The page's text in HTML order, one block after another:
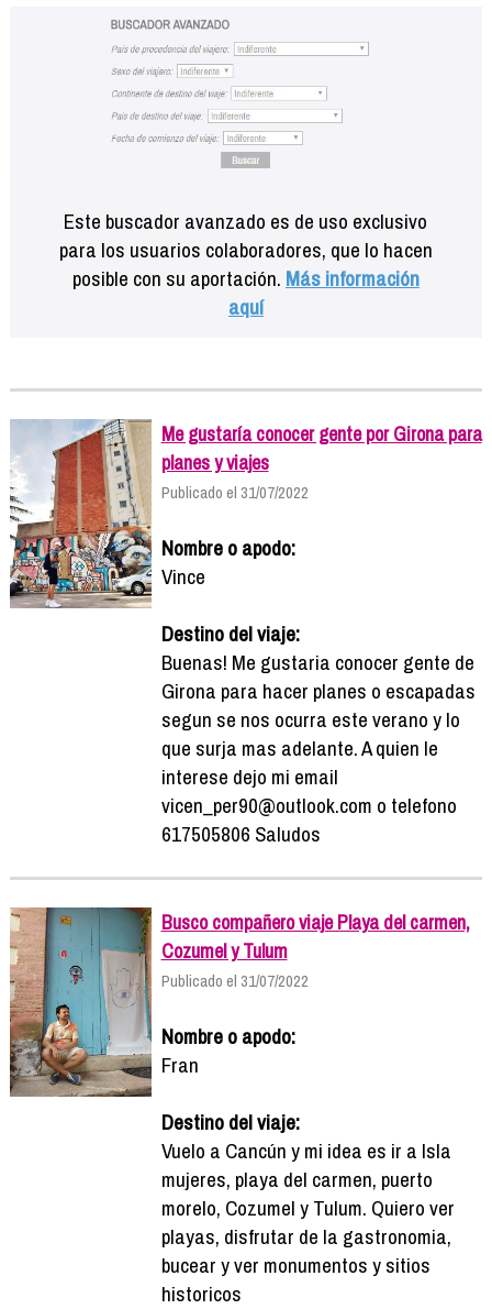
Este buscador avanzado es de uso exclusivo
para los usuarios colaboradores, que lo hacen
posible con su aportación. Más información
aquí
Me gustaría conocer gente por Girona para
planes y viajes
Publicado el 31/07/2022
Nombre o apodo:
Vince
Destino del viaje:
Buenas! Me gustaria conocer gente de
Girona para hacer planes o escapadas
segun se nos ocurra este verano y lo
que surja mas adelante. A quien le
interese dejo mi email
vicen_per90@outlook.com o telefono
617505806 Saludos
Busco compañero viaje Playa del carmen,
Cozumel y Tulum
Publicado el 31/07/2022
Nombre o apodo:
Fran
Destino del viaje:
Vuelo a Cancún y mi idea es ir a Isla
mujeres, playa del carmen, puerto
morelo, Cozumel y Tulum. Quiero ver
playas, disfrutar de la gastronomia,
bucear y ver monumentos y sitios
historicos